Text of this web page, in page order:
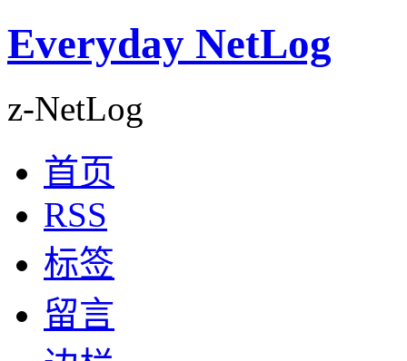
Everyday NetLog
z-NetLog
首页
RSS
标签
留言